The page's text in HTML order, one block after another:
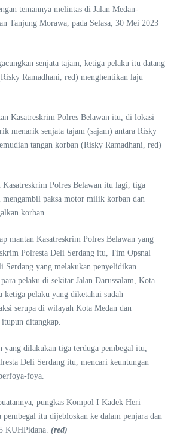
temannya melintas di Jalan Medan-
Tanjung Morawa, pada Selasa, 30 Mei 2023
senjata tajam, ketiga pelaku itu datang
Ramadhani, red) menghentikan laju
Kasatreskrim Polres Belawan itu, di lokasi
menarik senjata tajam (sajam) antara Risky
tangan korban (Risky Ramadhani, red)
Polres Belawan itu lagi, tiga
mengambil paksa motor milik korban dan
korban.
mantan Kasatreskrim Polres Belawan yang
Polresta Deli Serdang itu, Tim Opsnal
Serdang yang melakukan penyelidikan
para pelaku di sekitar Jalan Darussalam, Kota
ketiga pelaku yang diketahui sudah
serupa di wilayah Kota Medan dan
ditangkap.
yang dilakukan tiga terduga pembegal itu,
Deli Serdang itu, mencari keuntungan
foya.
pungkas Kompol I Kadek Heri
itu dijebloskan ke dalam penjara dan
KUHPidana. (red)